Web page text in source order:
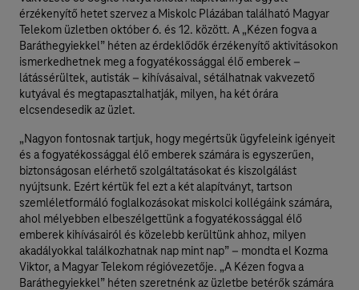
érzékenyítő hetet szervez a Miskolc Plázában található Magyar
Telekom üzletben október 6. és 12. között. A „Kézen fogva a
Baráthegyiekkel” héten az érdeklődők érzékenyítő aktivitásokon
ismerkedhetnek meg a fogyatékossággal élő emberek –
látássérültek, autisták – kihívásaival, sétálhatnak vakvezető
kutyával és megtapasztalhatják, milyen, ha két órára
elcsendesedik az üzlet.
„Nagyon fontosnak tartjuk, hogy megértsük ügyfeleink igényeit
és a fogyatékossággal élő emberek számára is egyszerűen,
biztonságosan elérhető szolgáltatásokat és kiszolgálást
nyújtsunk. Ezért kértük fel ezt a két alapítványt, tartson
szemléletformáló foglalkozásokat miskolci kollégáink számára,
ahol mélyebben elbeszélgettünk a fogyatékossággal élő
emberek kihívásairól és közelebb kerültünk ahhoz, milyen
akadályokkal találkozhatnak nap mint nap” – mondta el Kozma
Viktor, a Magyar Telekom régióvezetője. „A Kézen fogva a
Baráthegyiekkel” héten szeretnénk az üzletbe betérők számára